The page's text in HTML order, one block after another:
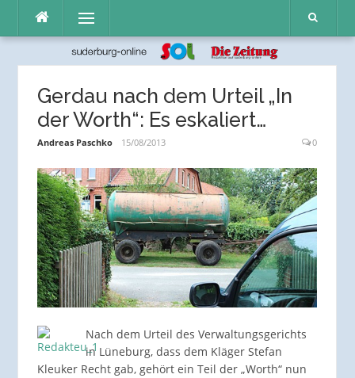
Inhalt
Menü
Gerdau nach dem Urteil „In
der Worth“: Es eskaliert…
Andreas Paschko 15/08/2013 0
Nach dem Urteil des Verwaltungsgerichts
in Lüneburg, dass dem Kläger Stefan
Kleuker Recht gab, gehört ein Teil der „Worth“ nun